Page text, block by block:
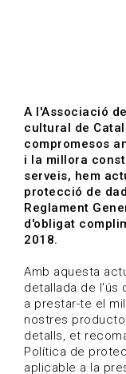
Eva
HOME
EVA LÓPEZ
A l'Associació
cultural de
compromesos
i la millora
serveis, hem
protecció de
Reglament
d'obligat
2018.
Amb aquesta
detallada de l'ús
a prestar-te el
nostres
detalls, et
Política de
aplicable a la